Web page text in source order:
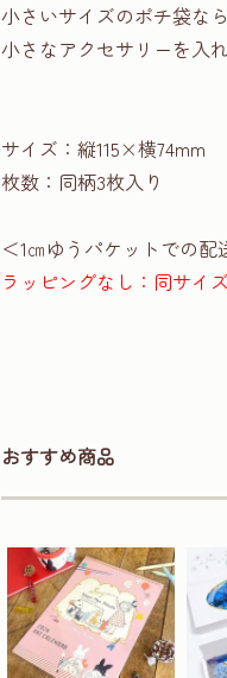
小さいサイズのポチ袋な
小さなアクセサリーを入
サイズ：縦115×横74mm
枚数：同柄3枚入り
＜1㎝ゆうパケットでの
ラッピングなし：同サイ
おすすめ商品